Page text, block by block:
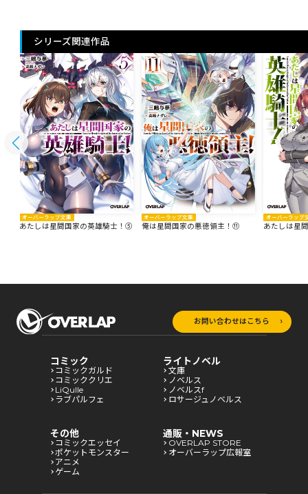
シリーズ関連作品
オーバーラップ文庫
あたしは星間国家の英雄騎士！⑤
オーバーラップ文庫
俺は星間国家の悪徳領主！⑪
オーバーラップ
あたしは星
お問い合わせはこちら
コミック
コミックガルド
コミッククリエ
LiQulle
ラブパルフェ
ライトノベル
文庫
ノベルス
ノベルスf
ロサージュノベルス
その他
コミックエッセイ
ポケットモンスター
アニメ
ゲーム
通販・NEWS
OVERLAP STORE
オーバーラップ広報室